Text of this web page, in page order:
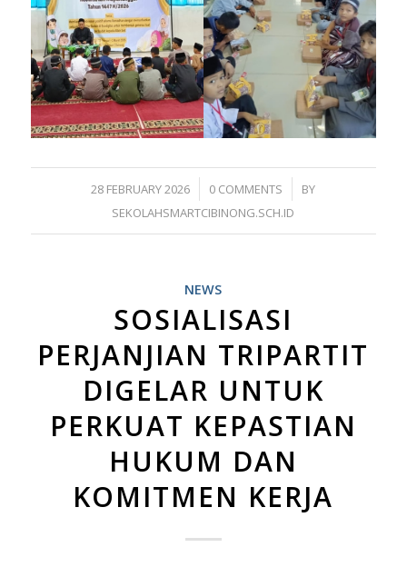
28 FEBRUARY 2026
/ 0 COMMENTS
/
BY
SEKOLAHSMARTCIBINONG.SCH.ID
NEWS
SOSIALISASI
PERJANJIAN TRIPARTIT
DIGELAR UNTUK
PERKUAT KEPASTIAN
HUKUM DAN
KOMITMEN KERJA